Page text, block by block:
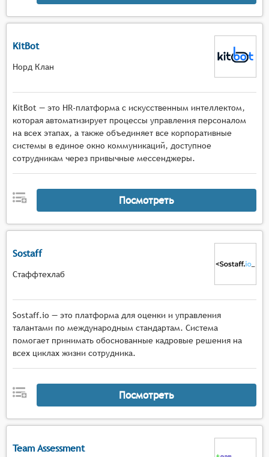
KitBot
Норд Клан
KitBot — это HR-платформа с искусственным интеллектом,
которая автоматизирует процессы управления персоналом
на всех этапах, а также объединяет все корпоративные
системы в единое окно коммуникаций, доступное
сотрудникам через привычные мессенджеры.
Посмотреть
Sostaff
Стаффтехлаб
Sostaff.io — это платформа для оценки и управления
талантами по международным стандартам. Система
помогает принимать обоснованные кадровые решения на
всех циклах жизни сотрудника.
Посмотреть
Team Assessment